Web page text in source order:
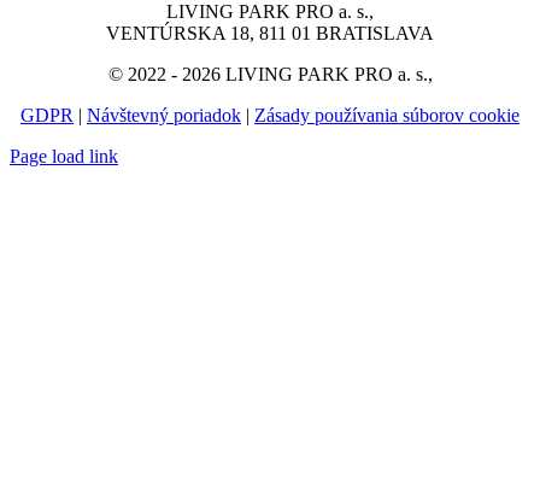
LIVING PARK PRO a. s.,
VENTÚRSKA 18, 811 01 BRATISLAVA
© 2022 - 2026 LIVING PARK PRO a. s.,
GDPR | Návštevný poriadok | Zásady používania súborov cookie
Page load link